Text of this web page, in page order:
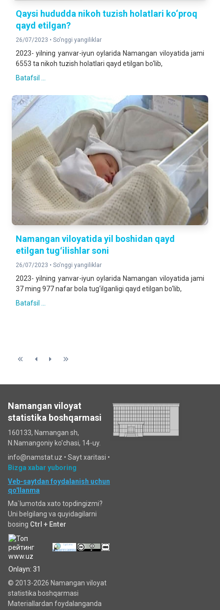
Qaysi hududda nikoh tuzish holatlari ko‘proq
qayd etilgan?
26/07/2023 • So'nggi yangiliklar
2023- yilning yanvar-iyun oylarida Namangan viloyatida jami
6553 ta nikoh tuzish holatlari qayd etilgan bo‘lib,
Batafsil ...
Namangan viloyatida yil boshidan qayd
etilgan tugʻilishlar soni
26/07/2023 • So'nggi yangiliklar
2023- yilning yanvar-iyun oylarida Namangan viloyatida jami
37 ming 977 nafar bola tug‘ilganligi qayd etilgan bo‘lib,
Batafsil ...
Namangan viloyat
statistika boshqarmasi
160133, Namangan sh,
N.Namangoniy ko'chasi, 14-uy.
info@namstat.uz • Sayt xaritasi •
Bizga xabar yuboring
Veb-saytdan foydalanish uchun
qo'llanma
Ma`lumotda xato topdingizmi?
Uni belgilang va quyidagilarni
bosing Ctrl + Enter
Onlayn: 31
© 2013-2026 Namangan viloyat
statistika boshqarmasi
Materiallardan foydalanganda